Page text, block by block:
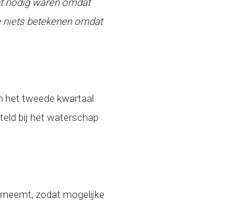
betekenen omdat
het tweede kwartaal
bij het waterschap
zodat mogelijke